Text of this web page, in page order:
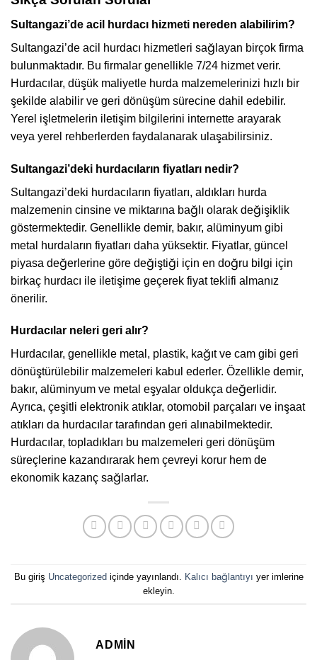
Sultangazi’de acil hurdacı hizmeti nereden alabilirim?
Sultangazi’de acil hurdacı hizmetleri sağlayan birçok firma
bulunmaktadır. Bu firmalar genellikle 7/24 hizmet verir.
Hurdacılar, düşük maliyetle hurda malzemelerinizi hızlı bir
şekilde alabilir ve geri dönüşüm sürecine dahil edebilir.
Yerel işletmelerin iletişim bilgilerini internette arayarak
veya yerel rehberlerden faydalanarak ulaşabilirsiniz.
Sultangazi’deki hurdacıların fiyatları nedir?
Sultangazi’deki hurdacıların fiyatları, aldıkları hurda
malzemenin cinsine ve miktarına bağlı olarak değişiklik
göstermektedir. Genellikle demir, bakır, alüminyum gibi
metal hurdaların fiyatları daha yüksektir. Fiyatlar, güncel
piyasa değerlerine göre değiştiği için en doğru bilgi için
birkaç hurdacı ile iletişime geçerek fiyat teklifi almanız
önerilir.
Hurdacılar neleri geri alır?
Hurdacılar, genellikle metal, plastik, kağıt ve cam gibi geri
dönüştürülebilir malzemeleri kabul ederler. Özellikle demir,
bakır, alüminyum ve metal eşyalar oldukça değerlidir.
Ayrıca, çeşitli elektronik atıklar, otomobil parçaları ve inşaat
atıkları da hurdacılar tarafından geri alınabilmektedir.
Hurdacılar, topladıkları bu malzemeleri geri dönüşüm
süreçlerine kazandırarak hem çevreyi korur hem de
ekonomik kazanç sağlarlar.
Bu giriş Uncategorized içinde yayınlandı. Kalıcı bağlantıyı yer imlerine
ekleyin.
ADMIN